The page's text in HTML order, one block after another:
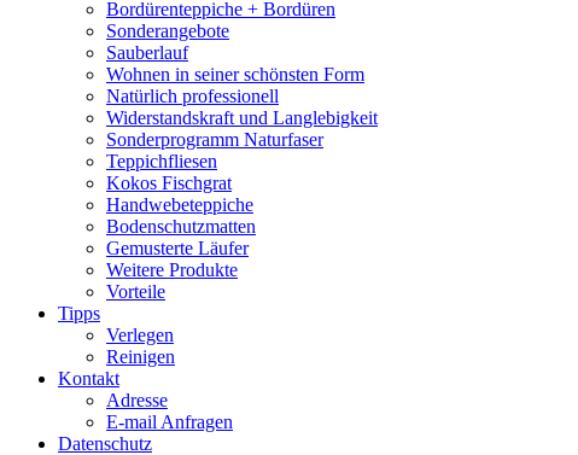
Bordürenteppiche + Bordüren
Sonderangebote
Sauberlauf
Wohnen in seiner schönsten Form
Natürlich professionell
Widerstandskraft und Langlebigkeit
Sonderprogramm Naturfaser
Teppichfliesen
Kokos Fischgrat
Handwebeteppiche
Bodenschutzmatten
Gemusterte Läufer
Weitere Produkte
Vorteile
Tipps
Verlegen
Reinigen
Kontakt
Adresse
E-mail Anfragen
Datenschutz